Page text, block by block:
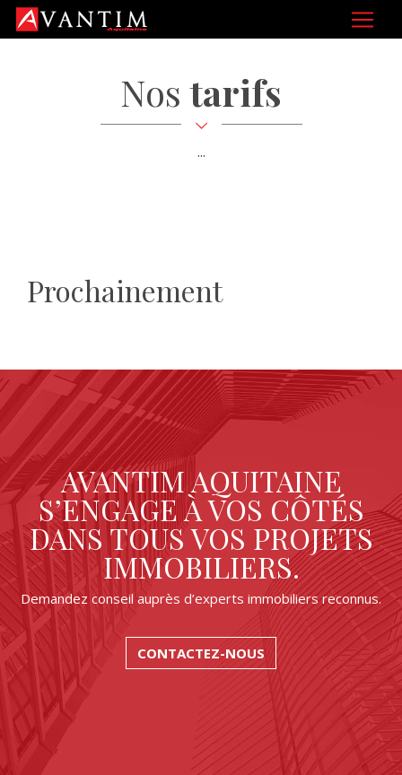
Nostarifs
...
Prochainement
AVANTIM AQUITAINE
S’ENGAGE À VOS CÔTÉS
DANS TOUS VOS PROJETS
IMMOBILIERS.
Demandez conseil auprès d’experts immobiliers reconnus.
CONTACTEZ-NOUS